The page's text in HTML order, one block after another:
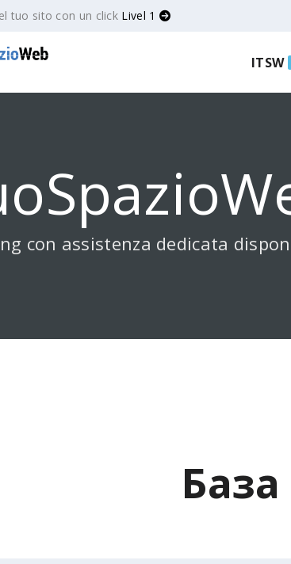
tuo sito con un click Livel 1
ITSW
con assistenza dedicata